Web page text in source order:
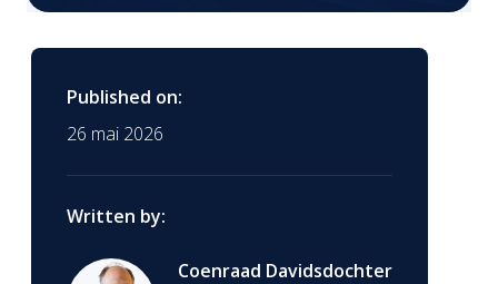
Published on:
26 mai 2026
Written by:
Coenraad Davidsdochter